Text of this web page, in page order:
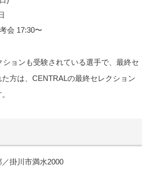
会 17:30〜
ションも受験されている選手で、最終セ
方は、CENTRALの最終セレクション
掛川市満水2000